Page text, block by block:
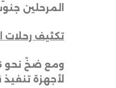
المرحلين
تكثيف رحلات
لأجهزة